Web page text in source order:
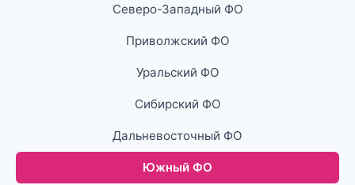
Северо-Западный ФО
Приволжский ФО
Уральский ФО
Сибирский ФО
Дальневосточный ФО
Южный ФО